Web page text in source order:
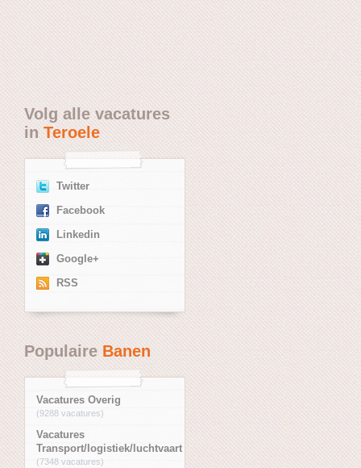
Volg alle vacatures
inTeroele
Twitter
Facebook
Linkedin
Google+
RSS
PopulaireBanen
Vacatures Overig
(9288 vacatures)
Vacatures
Transport/logistiek/luchtvaart
(7348 vacatures)